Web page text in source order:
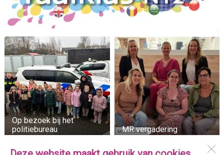
Op bezoek bij het
politiebureau
MR vergadering